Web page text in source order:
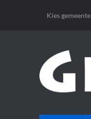
Kies gemeente